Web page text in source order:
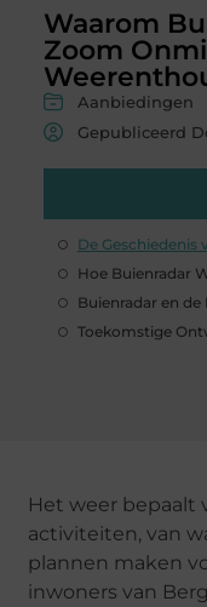
Waarom
Zoom
Aanbiedingen
Gepubliceerd
De Geschiedenis
Hoe Buienradar
Buienradar en de
Toekomstige
Het weer bepaalt
activiteiten, van
plannen maken
inwoners van